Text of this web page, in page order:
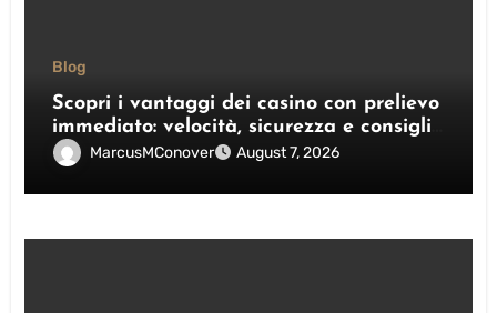
Blog
Scopri i vantaggi dei casino con prelievo
immediato: velocità, sicurezza e consigli
praticiMarcusMConover August 7, 2026